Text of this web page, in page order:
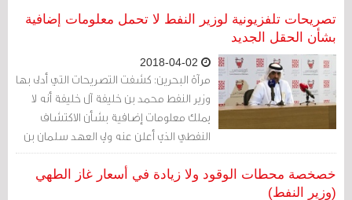
للكشف النفطيّ ما يزيد على ستّة أشهر من
شركة نفط البحرين "بابكو" المهداة مع قنّينة
العيّنة الصخرية إلى رئيس الوزراء خليفة بن
سلمان آل خليفة والّتي كتب فوقها "عيّنة من
حقل البحرين المكتشف في سبتمبر 2017".
تصريحات تلفزيونية لوزير النفط لا تحمل معلومات إضافية
بشأن الحقل الجديد
مرآة البحرين: كشفت التصريحات التي أدلى بها
وزير النفط محمد بن خليفة آل خليفة أنه لا
يملك معلومات إضافية بشأن الاكتشاف
النفطي الذي أعلن عنه ولي العهد سلمان بن
حمد آل خليفة أمس الأحد.
خصخصة محطات الوقود ولا زيادة في أسعار غاز الطهي
(وزير النفط)